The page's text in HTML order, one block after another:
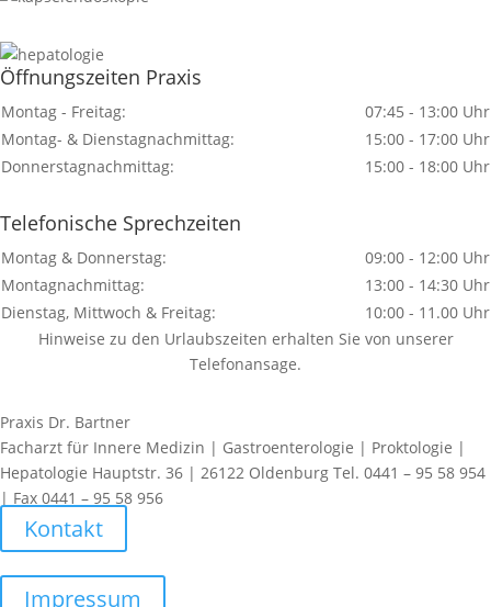
Öffnungszeiten Praxis
Montag - Freitag:
07:45 - 13:00 Uhr
Montag- & Dienstagnachmittag:
15:00 - 17:00 Uhr
Donnerstagnachmittag:
15:00 - 18:00 Uhr
Telefonische Sprechzeiten
Montag & Donnerstag:
09:00 - 12:00 Uhr
Montagnachmittag:
13:00 - 14:30 Uhr
Dienstag, Mittwoch & Freitag:
10:00 - 11.00 Uhr
Hinweise zu den Urlaubszeiten erhalten Sie von unserer
Telefonansage.
Praxis Dr. Bartner
Facharzt für Innere Medizin | Gastroenterologie | Proktologie |
Hepatologie Hauptstr. 36 | 26122 Oldenburg Tel. 0441 – 95 58 954
| Fax 0441 – 95 58 956
Kontakt
Impressum